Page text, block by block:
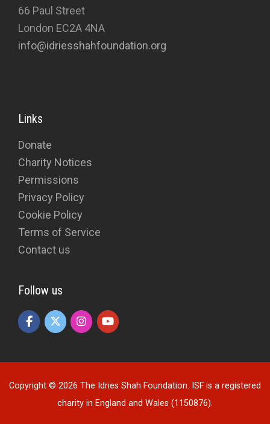
66 Paul Street
London EC2A 4NA
info@idriesshahfoundation.org
Links
Donate
Charity Notices
Permissions
Privacy Policy
Cookie Policy
Terms of Service
Contact us
Follow us
Copyright © 2026 The Idries Shah Foundation. ISF is a registered
charity in England and Wales (1150876).